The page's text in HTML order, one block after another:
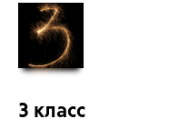
3 класс